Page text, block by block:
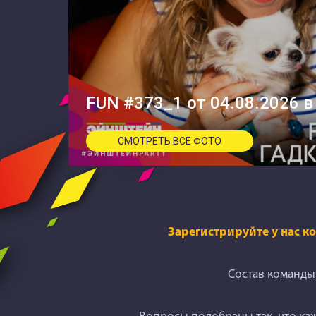
FUN #373_1 от 04.08.2026
СМОТРЕТЬ ВСЕ ФОТО
Зарегистрируйте у нас
Состав